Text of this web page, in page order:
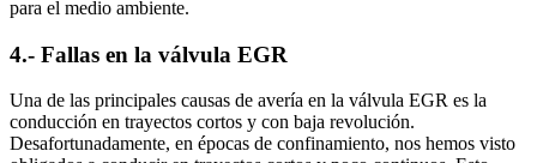
para el medio ambiente.
4.- Fallas en la válvula EGR
Una de las principales causas de avería en la válvula EGR es la
conducción en trayectos cortos y con baja revolución.
Desafortunadamente, en épocas de confinamiento, nos hemos visto